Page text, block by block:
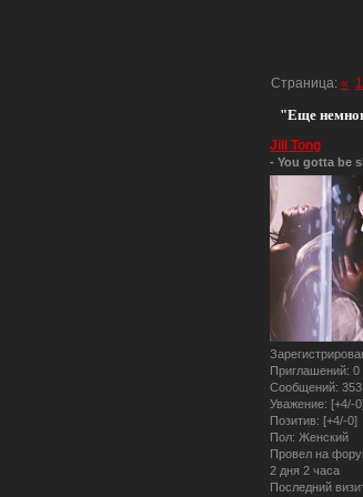
"Еще
Страница:« 1
Jill Tong
- You gotta be
Приглашений: 0
Сообщений: 353
Уважение: [+4/-0]
Позитив: [+4/-0]
Пол: Женский
Провел на
2 дня 2 часа
Последний